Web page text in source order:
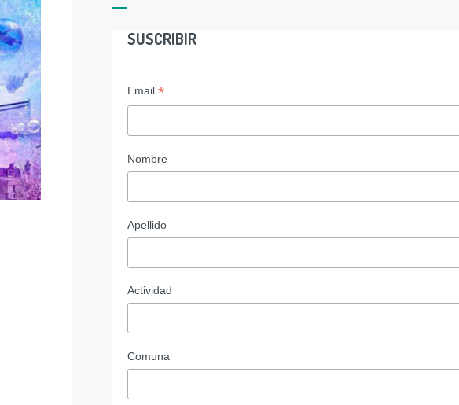
SUSCRIBIR
Email *
Nombre
Apellido
Actividad
Comuna